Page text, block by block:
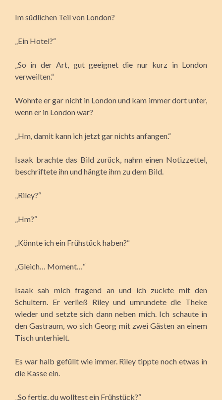
Im südlichen Teil von London?
„Ein Hotel?“
„So in der Art, gut geeignet die nur kurz in London
verweilten.“
Wohnte er gar nicht in London und kam immer dort unter,
wenn er in London war?
„Hm, damit kann ich jetzt gar nichts anfangen.“
Isaak brachte das Bild zurück, nahm einen Notizzettel,
beschriftete ihn und hängte ihm zu dem Bild.
„Riley?“
„Hm?“
„Könnte ich ein Frühstück haben?“
„Gleich… Moment…“
Isaak sah mich fragend an und ich zuckte mit den
Schultern. Er verließ Riley und umrundete die Theke
wieder und setzte sich dann neben mich. Ich schaute in
den Gastraum, wo sich Georg mit zwei Gästen an einem
Tisch unterhielt.
Es war halb gefüllt wie immer. Riley tippte noch etwas in
die Kasse ein.
„So fertig, du wolltest ein Frühstück?“